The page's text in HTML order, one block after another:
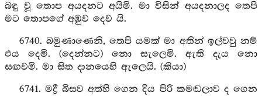
බඳු වූ තොප අයදනට අයිමි. මා විසින් අයදනාලද තෙපි
මට තොපගේ අඹුව දෙව යි.
6740. බමුණාණෙනි, තෙපි යමක් මා අතින් ඉල්වවු නම්
එය දෙමි. (දෙන්නට) නො සැලෙමි. ඇති දැය නො
සඟවමි. මා සිත දානයෙහි ඇලෙයි. (කියා)
6741. මද්‍රී බිසව අත්හි ගෙන දිය පිරි කමඬලාව ද ගෙන